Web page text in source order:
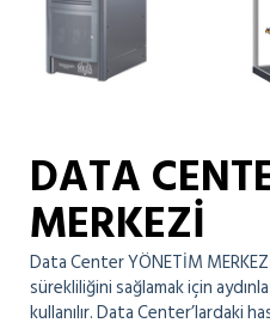
DATA
MERKEZİ
Data Center YÖNETİM
sürekliliğini sağlamak için
kullanılır. Data Center’lardaki